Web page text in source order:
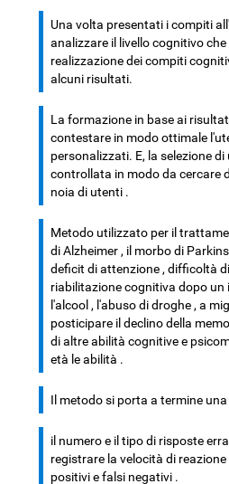
Una volta presentati i compiti
analizzare il livello cognitivo
realizzazione dei compiti
alcuni risultati.
La formazione in base ai
contestare in modo ottimale
personalizzati. E, la selezione
controllata in modo da cercare
noia di utenti .
Metodo utilizzato per il
di Alzheimer , il morbo di
deficit di attenzione , difficoltà
riabilitazione cognitiva dopo un
l'alcool , l'abuso di droghe , a
posticipare il declino della
di altre abilità cognitive e
età le abilità .
Il metodo si porta a termine
il numero e il tipo di risposte
registrare la velocità di
positivi e falsi negativi .